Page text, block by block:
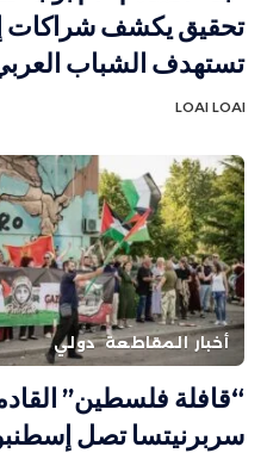
تحقيق يكشف شراكات
تستهدف الشباب
LOAI LOAI
أخبار المقاطعة دولي
“قافلة فلسطين”
سربرنيتسا تصل